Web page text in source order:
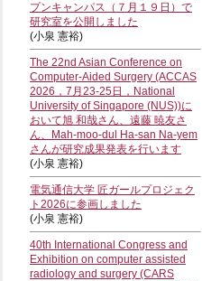
プンキャンパス（７月１９日）で
研究室を公開しました
(小泉 憲裕)
The 22nd Asian Conference on
Computer-Aided Surgery (ACCAS
2026，7月23-25日，National
University of Singapore (NUS))に
おいて旭 和哉さん、遠藤 暁友さ
ん、Mah-moo-dul Ha-san Na-yem
さんが研究成果発表を行います
(小泉 憲裕)
電気通信大学 匠ガールプロジェク
ト2026に参画しました
(小泉 憲裕)
40th International Congress and
Exhibition on computer assisted
radiology and surgery (CARS